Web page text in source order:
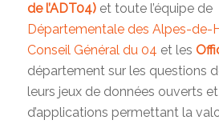
de l’ADT04)et toute l’équipe de
Départementale des Alpes-de-
Conseil Général du 04 et les
département sur les questions
leurs jeux de données ouverts
d’applications permettant la